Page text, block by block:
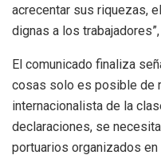
acrecentar sus riquezas,
dignas a los
El comunicado finaliza
cosas solo es posible de
internacionalista de la
declaraciones, se
portuarios organizados